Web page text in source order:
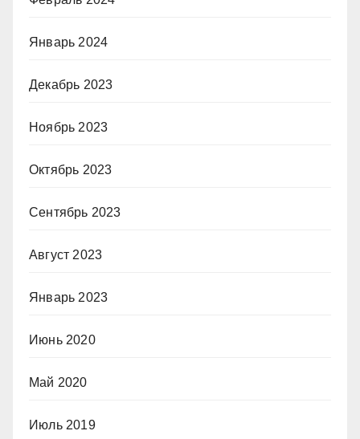
Январь 2024
Декабрь 2023
Ноябрь 2023
Октябрь 2023
Сентябрь 2023
Август 2023
Январь 2023
Июнь 2020
Май 2020
Июль 2019